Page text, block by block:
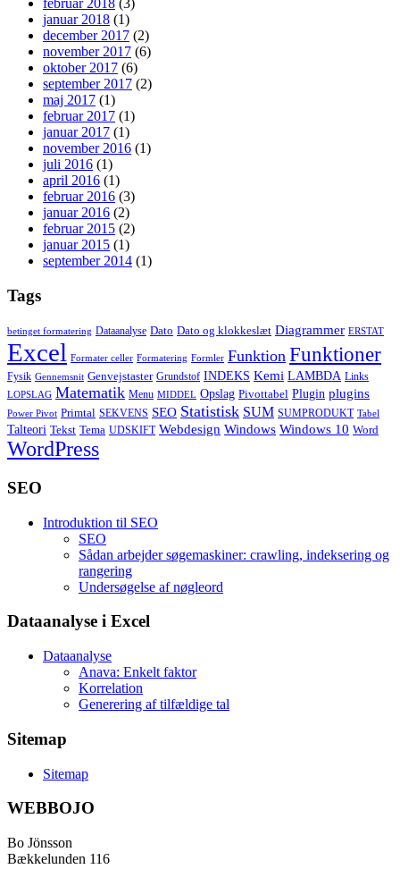
januar 2018 (1)
december 2017 (2)
november 2017 (6)
oktober 2017 (6)
september 2017 (2)
maj 2017 (1)
februar 2017 (1)
januar 2017 (1)
november 2016 (1)
juli 2016 (1)
april 2016 (1)
februar 2016 (3)
januar 2016 (2)
februar 2015 (2)
januar 2015 (1)
september 2014 (1)
Tags
betinget formatering Dataanalyse Dato Dato og klokkeslæt Diagrammer ERSTAT
Excel Formater celler Formatering Formler Funktion Funktioner
Fysik Gennemsnit Genvejstaster Grundstof INDEKS Kemi LAMBDA Links
LOPSLAG Matematik Menu MIDDEL Opslag Pivottabel Plugin plugins
Power Pivot Primtal SEKVENS SEO Statistisk SUM SUMPRODUKT Tabel
Talteori Tekst Tema UDSKIFT Webdesign Windows Windows 10 Word
WordPress
SEO
Introduktion til SEO
SEO
Sådan arbejder søgemaskiner: crawling, indeksering og
rangering
Undersøgelse af nøgleord
Dataanalyse i Excel
Dataanalyse
Anava: Enkelt faktor
Korrelation
Generering af tilfældige tal
Sitemap
Sitemap
WEBBOJO
Bo Jönsson
Bækkelunden 116